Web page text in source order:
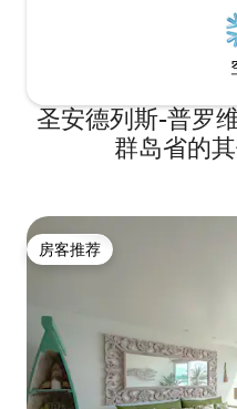
圣安德列斯-普罗
群岛省的
房客推荐
房客推荐